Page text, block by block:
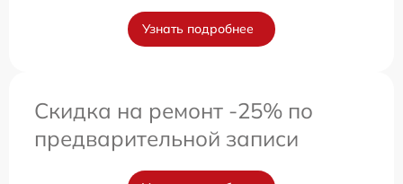
Узнать подробнее
Скидка на ремонт -25% по
предварительной записи